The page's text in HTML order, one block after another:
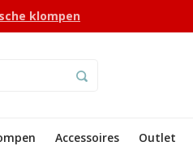
klompen
Accessoires Outlet